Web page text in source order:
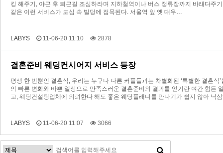
킹 해주기, 야근 후 퇴근길 조심하라며 지하철역이나 버스 정류장까지 바래다주
같은 이런 서비스가 도심 속 빌딩에 접목된다. 서울역 앞 옛 대우…
LABYS 11-06-20 11:10 2878
결혼준비 웨딩컨시어지 서비스 등장
평생 한 번뿐인 결혼식, 우리는 누구나 다른 커플들과는 차별화된 ‘특별한 결혼
의 빠른 변화와 바쁜 일상으로 만족스러운 결혼준비의 결과를 얻기란 여간 힘든
고, 웨딩컨설팅업체에 의뢰한다 해도 좋은 웨딩플래너를 만나기가 쉽지 않아 낙
LABYS 11-06-20 11:07 3066